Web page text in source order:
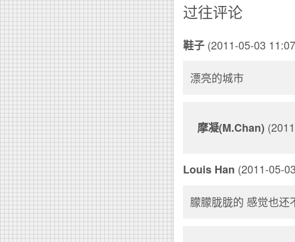
过往评论
鞋子 (2011-05-03
漂亮的城市
摩凝(M.Chan)
Louis Han (2011-05-
朦朦胧胧的 感觉也还